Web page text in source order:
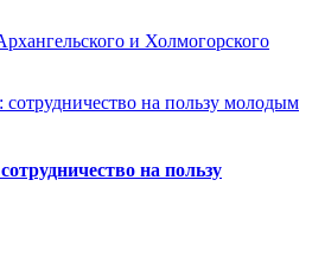
и Холмогорского
на пользу